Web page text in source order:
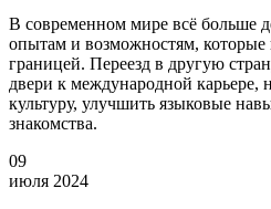
В современном мире всё больше
опытам и возможностям, которые
границей. Переезд в другую
двери к международной карьере,
культуру, улучшить языковые
знакомства.
09
июля 2024